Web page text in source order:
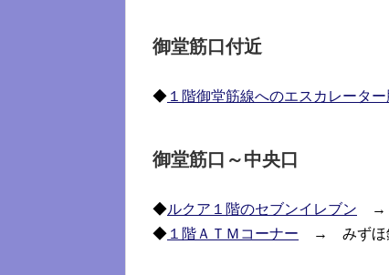
御堂筋口付近
◆ １階御堂筋線へのエスカレーター
御堂筋口～中央口
◆ルクア１階のセブンイレブン →
◆ １階ＡＴＭコーナー → みずほ銀